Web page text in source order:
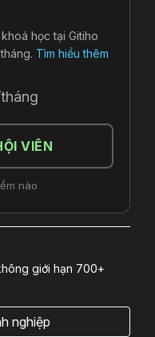
học tại Gitiho
Tìm hiểu thêm
VIÊN
nào
giới hạn 700+
nghiệp